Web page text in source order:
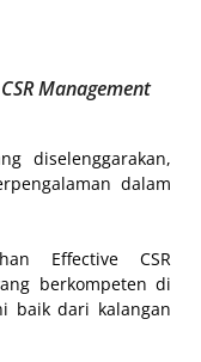
Management
diselenggarakan,
dalam
Effective CSR
berkompeten di
baik dari kalangan